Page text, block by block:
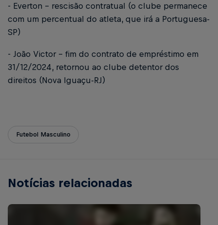
- Everton – rescisão contratual (o clube permanece
com um percentual do atleta, que irá a Portuguesa-
SP)
- João Victor – fim do contrato de empréstimo em
31/12/2024, retornou ao clube detentor dos
direitos (Nova Iguaçu-RJ)
Futebol Masculino
Notícias relacionadas